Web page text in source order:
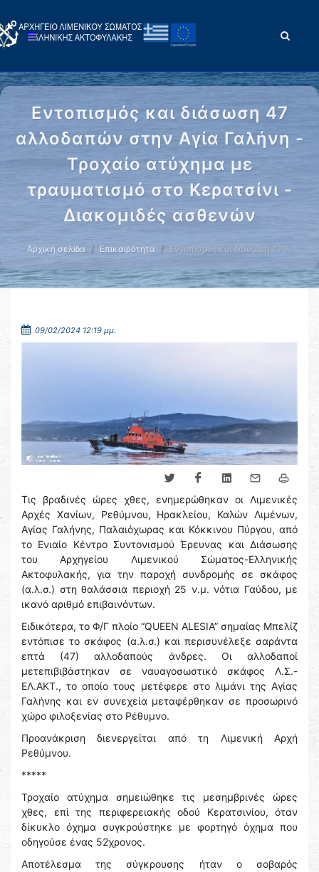
Εντοπισμός και διάσωση 47
αλλοδαπών στην Αγία Γαλήνη -
Τροχαίο ατύχημα με
τραυματισμό στο Κερατσίνι -
Διακομιδές ασθενών
Αρχική σελίδα Επικαιρότητα Εντοπισμός και διάσωση 47 …
09/02/2024 12:19 μμ.
Τις βραδινές ώρες χθες, ενημερώθηκαν οι Λιμενικές
Αρχές Χανίων, Ρεθύμνου, Ηρακλείου, Καλών Λιμένων,
Αγίας Γαλήνης, Παλαιόχωρας και Κόκκινου Πύργου, από
το Ενιαίο Κέντρο Συντονισμού Έρευνας και Διάσωσης
του Αρχηγείου Λιμενικού Σώματος-Ελληνικής
Ακτοφυλακής, για την παροχή συνδρομής σε σκάφος
(α.λ.σ.) στη θαλάσσια περιοχή 25 ν.μ. νότια Γαύδου, με
ικανό αριθμό επιβαινόντων.
Ειδικότερα, το Φ/Γ πλοίο “QUEEN ALESIA” σημαίας Μπελίζ
εντόπισε το σκάφος (α.λ.σ.) και περισυνέλεξε σαράντα
επτά (47) αλλοδαπούς άνδρες. Οι αλλοδαποί
μετεπιβιβάστηκαν σε ναυαγοσωστικό σκάφος Λ.Σ.-
ΕΛ.ΑΚΤ., το οποίο τους μετέφερε στο λιμάνι της Αγίας
Γαλήνης και εν συνεχεία μεταφέρθηκαν σε προσωρινό
χώρο φιλοξενίας στο Ρέθυμνο.
Προανάκριση διενεργείται από τη Λιμενική Αρχή
Ρεθύμνου.
*****
Τροχαίο ατύχημα σημειώθηκε τις μεσημβρινές ώρες
χθες, επί της περιφερειακής οδού Κερατσινίου, όταν
δίκυκλο όχημα συγκρούστηκε με φορτηγό όχημα που
οδηγούσε ένας 52χρονος.
Αποτέλεσμα της σύγκρουσης ήταν ο σοβαρός